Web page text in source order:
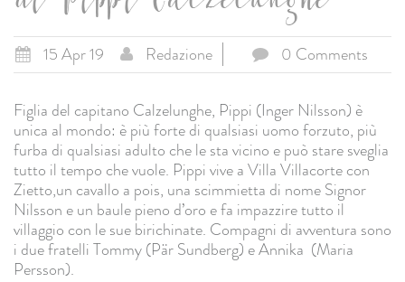
15 Apr 19 Redazione 0 Comments
Figlia del capitano Calzelunghe, Pippi (Inger Nilsson) è
unica al mondo: è più forte di qualsiasi uomo forzuto, più
furba di qualsiasi adulto che le sta vicino e può stare sveglia
tutto il tempo che vuole. Pippi vive a Villa Villacorte con
Zietto,un cavallo a pois, una scimmietta di nome Signor
Nilsson e un baule pieno d’oro e fa impazzire tutto il
villaggio con le sue birichinate. Compagni di avventura sono
i due fratelli Tommy (Pär Sundberg) e Annika (Maria
Persson).